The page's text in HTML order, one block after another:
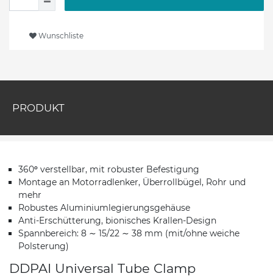
Wunschliste
PRODUKT
360° verstellbar, mit robuster Befestigung
Montage an Motorradlenker, Überrollbügel, Rohr und
mehr
Robustes Aluminiumlegierungsgehäuse
Anti-Erschütterung, bionisches Krallen-Design
Spannbereich: 8 ∼ 15/22 ∼ 38 mm (mit/ohne weiche
Polsterung)
DDPAI Universal Tube Clamp